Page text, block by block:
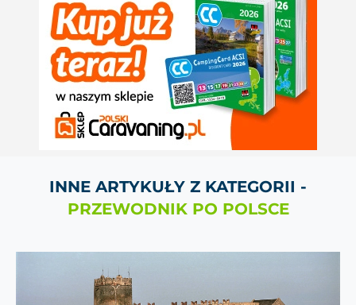
INNE ARTYKUŁY Z KATEGORII -
PRZEWODNIK PO POLSCE